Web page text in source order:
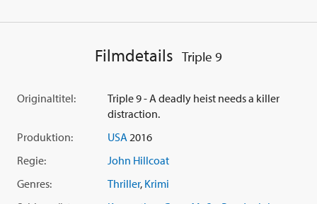
Sie wollen den Polizeicode '999' auslösen, um im
anschließenden Chaos unbehelligt von den Kollegen, ihr
im Dienst sterben. Chris scheint das perfekte Opfer zu sein...
Loyalität und Verrat, Gier und Rache meldet sich der
australische MeisterregisseurJohn Hillcoat
'Lawless - Die Gesetzlosen' 2012) zurück. Dieser
Filmdetails Triple 9
Originaltitel:
Triple 9 - A deadly heist needs a killer
distraction.
Produktion:
USA 2016
Regie:
John Hillcoat
Genres:
Thriller, Krimi